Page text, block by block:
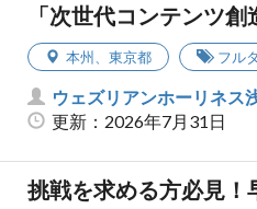
「次世代コンテンツ
本州、 東京都 フル
ウェズリアンホーリネス
更新：2026年7月31日
挑戦を求める方必見